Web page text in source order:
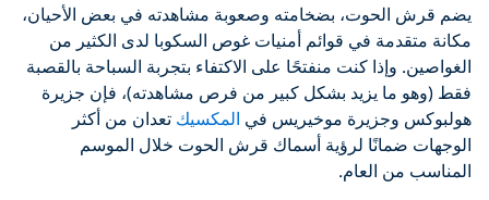
يضم قرش الحوت، بضخامته وصعوبة مشاهدته في بعض الأحيان،
مكانة متقدمة في قوائم أمنيات غوص السكوبا لدى الكثير من
الغواصين. وإذا كنت منفتحًا على الاكتفاء بتجربة السباحة بالقصبة
فقط (وهو ما يزيد بشكل كبير من فرص مشاهدته)، فإن جزيرة
هولبوكس وجزيرة موخيريس في المكسيك تعدان من أكثر
الوجهات ضمانًا لرؤية أسماك قرش الحوت خلال الموسم
المناسب من العام.